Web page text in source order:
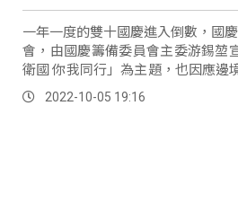
一年一度的雙十國慶進入倒數，國
會，由國慶籌備委員會主委游錫堃
衛國 你我同行」為主題，也因應邊
寬現場觀禮人數，另外在桃園市舉
義縣施放的國慶焰火，也邀民眾在
2022-10-05 19:16